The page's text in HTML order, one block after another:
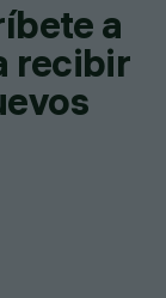
a
recibir